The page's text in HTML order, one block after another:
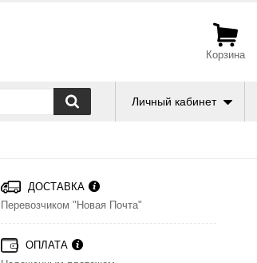
Корзина
Личный кабинет
ДОСТАВКА
Перевозчиком "Новая Почта"
ОПЛАТА